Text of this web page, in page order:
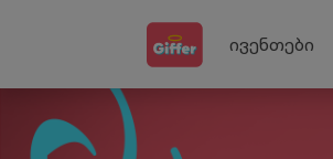
ივენთები